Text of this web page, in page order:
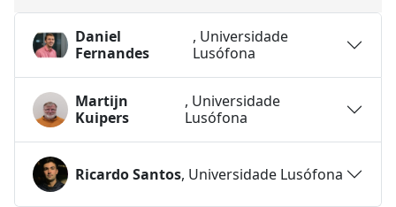
Daniel
Fernandes
, Universidade
Lusófona
Martijn
Kuipers
, Universidade
Lusófona
Ricardo Santos, Universidade Lusófona